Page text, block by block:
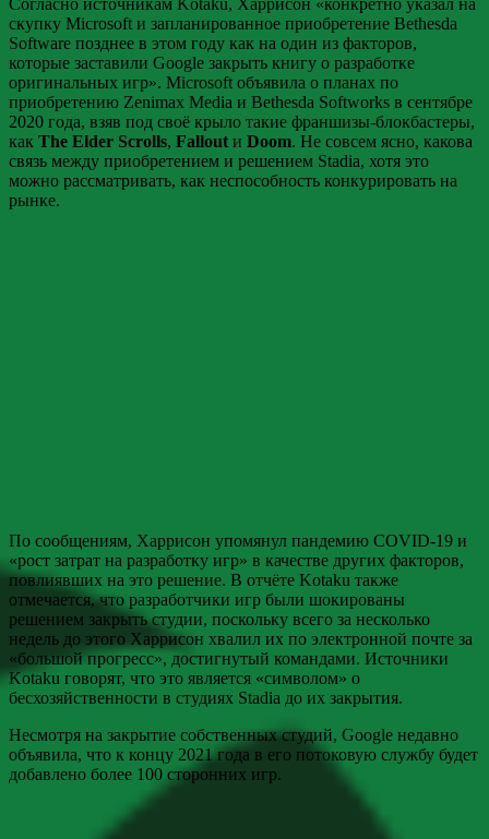
скупку Microsoft и запланированное приобретение Bethesda
Software позднее в этом году как на один из факторов,
которые заставили Google закрыть книгу о разработке
оригинальных игр». Microsoft объявила о планах по
приобретению Zenimax Media и Bethesda Softworks в сентябре
2020 года, взяв под своё крыло такие франшизы-блокбастеры,
как The Elder Scrolls, Fallout и Doom. Не совсем ясно, какова
связь между приобретением и решением Stadia, хотя это
можно рассматривать, как неспособность конкурировать на
рынке.
По сообщениям, Харрисон упомянул пандемию COVID-19 и
«рост затрат на разработку игр» в качестве других факторов,
повлиявших на это решение. В отчёте Kotaku также
отмечается, что разработчики игр были шокированы
решением закрыть студии, поскольку всего за несколько
недель до этого Харрисон хвалил их по электронной почте за
«большой прогресс», достигнутый командами. Источники
Kotaku говорят, что это является «символом» о
бесхозяйственности в студиях Stadia до их закрытия.
Несмотря на закрытие собственных студий, Google недавно
объявила, что к концу 2021 года в его потоковую службу будет
добавлено более 100 сторонних игр.